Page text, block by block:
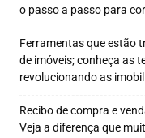
o passo a passo para
Ferramentas que estão
de imóveis; conheça as
revolucionando as
Recibo de compra e
Veja a diferença que